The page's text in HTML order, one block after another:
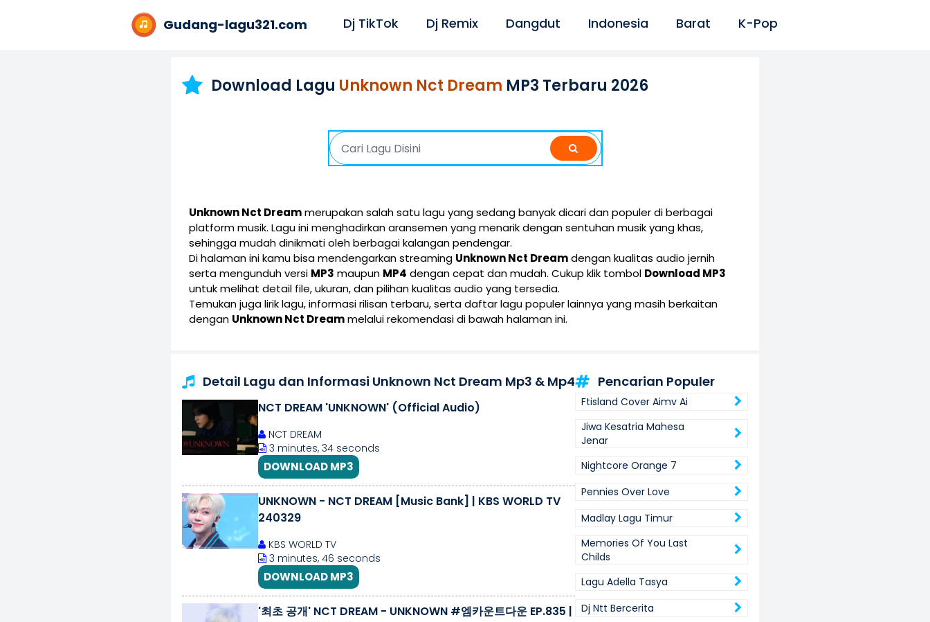
Gudang-lagu321.com Dj TikTok Dj Remix Dangdut Indonesia Barat K-Pop
Download Lagu Unknown Nct Dream MP3 Terbaru 2026
Unknown Nct Dreammerupakan salah satu lagu yang sedang banyak dicari dan populer di berbagai
platform musik. Lagu ini menghadirkan aransemen yang menarik dengan sentuhan musik yang khas,
sehingga mudah dinikmati oleh berbagai kalangan pendengar.
Di halaman ini kamu bisa mendengarkan streaming Unknown Nct Dreamdengan kualitas audio jernih
serta mengunduh versi MP3 maupun MP4 dengan cepat dan mudah. Cukup klik tombol Download MP3
untuk melihat detail file, ukuran, dan pilihan kualitas audio yang tersedia.
Temukan juga lirik lagu, informasi rilisan terbaru, serta daftar lagu populer lainnya yang masih berkaitan
dengan Unknown Nct Dreammelalui rekomendasi di bawah halaman ini.
Detail Lagu dan Informasi Unknown Nct Dream Mp3 & Mp4
NCT DREAM 'UNKNOWN' (Official Audio)
NCT DREAM
3 minutes, 34 seconds
DOWNLOAD MP3
UNKNOWN - NCT DREAM [Music Bank] | KBS WORLD TV
240329
KBS WORLD TV
3 minutes, 46 seconds
DOWNLOAD MP3
'최초 공개' NCT DREAM - UNKNOWN #엠카운트다운 EP.835 |
Pencarian Populer
Ftisland Cover Aimv Ai
Jiwa Kesatria Mahesa
Jenar
Nightcore Orange 7
Pennies Over Love
Madlay Lagu Timur
Memories Of You Last
Childs
Lagu Adella Tasya
Dj Ntt Bercerita